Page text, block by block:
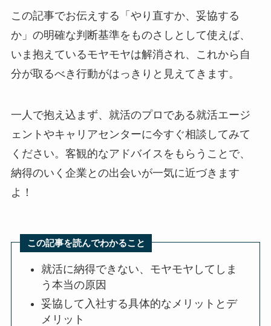
この記事でお伝えする「やり直すか、妥協する
か」の明確な判断基準をものさしとして使えば、
いま抱えているモヤモヤは解消され、これから自
分が取るべき行動がはっきりと見えてきます。
一人で抱え込まず、就活のプロである就活エージ
ェントやキャリアセンターに今すぐ相談してみて
ください。客観的なアドバイスをもらうことで、
納得のいく企業との出会いが一気に近づきます
よ！
この記事を読んでわかること
就活に納得できない、モヤモヤしてしま
う本当の原因
妥協して入社する具体的なメリットとデ
メリット